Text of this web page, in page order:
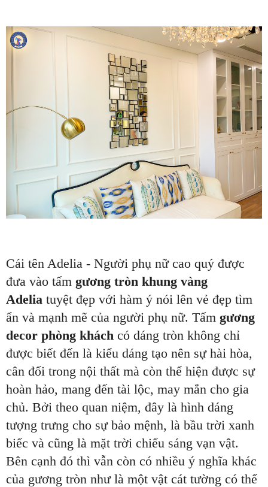
Cái tên Adelia - Người phụ nữ cao quý được
đưa vào tấm gương tròn khung vàng
Adelia tuyệt đẹp với hàm ý nói lên vẻ đẹp tìm
ẩn và mạnh mẽ của người phụ nữ. Tấm gương
decor phòng khách có dáng tròn không chỉ
được biết đến là kiểu dáng tạo nên sự hài hòa,
cân đối trong nội thất mà còn thể hiện được sự
hoàn hảo, mang đến tài lộc, may mắn cho gia
chủ. Bởi theo quan niệm, đây là hình dáng
tượng trưng cho sự bảo mệnh, là bầu trời xanh
biếc và cũng là mặt trời chiếu sáng vạn vật.
Bên cạnh đó thì vẫn còn có nhiều ý nghĩa khác
của gương tròn như là một vật cát tường có thể